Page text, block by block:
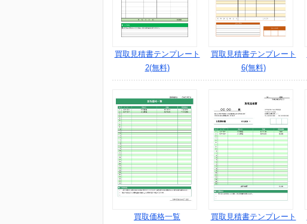
買取見積書テンプレート
2(無料)
買取見積書テンプレート
6(無料)
買取価格一覧
買取見積書テンプレート